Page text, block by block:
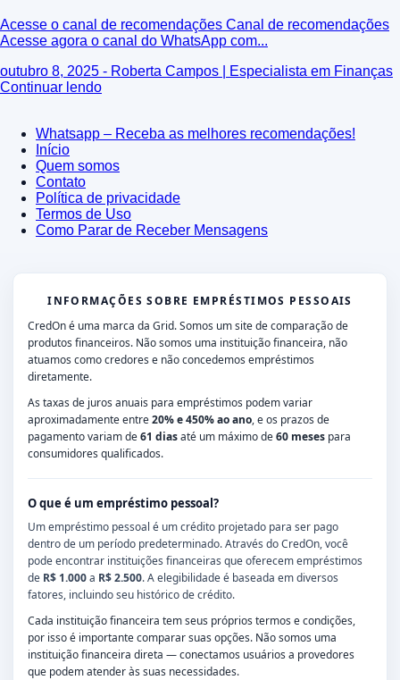
Acesse o canal de recomendações Canal de recomendações
Acesse agora o canal do WhatsApp com...
outubro 8, 2025 - Roberta Campos | Especialista em Finanças
Continuar lendo
Whatsapp – Receba as melhores recomendações!
Início
Quem somos
Contato
Política de privacidade
Termos de Uso
Como Parar de Receber Mensagens
INFORMAÇÕES SOBRE EMPRÉSTIMOS PESSOAIS
CredOn é uma marca da Grid. Somos um site de comparação de
produtos financeiros. Não somos uma instituição financeira, não
atuamos como credores e não concedemos empréstimos
diretamente.
As taxas de juros anuais para empréstimos podem variar
aproximadamente entre20% e 450% ao ano, e os prazos de
pagamento variam de61 diasaté um máximo de60 meses para
consumidores qualificados.
O que é um empréstimo pessoal?
Um empréstimo pessoal é um crédito projetado para ser pago
dentro de um período predeterminado. Através do CredOn, você
pode encontrar instituições financeiras que oferecem empréstimos
de R$ 1.000a R$ 2.500. A elegibilidade é baseada em diversos
fatores, incluindo seu histórico de crédito.
Cada instituição financeira tem seus próprios termos e condições,
por isso é importante comparar suas opções. Não somos uma
instituição financeira direta — conectamos usuários a provedores
que podem atender às suas necessidades.